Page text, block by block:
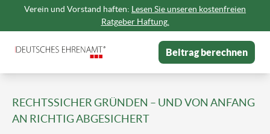
Verein und Vorstand haften: Lesen Sie unseren kostenfreien
Ratgeber Haftung.
Beitrag berechnen
RECHTSSICHER GRÜNDEN – UND VON ANFANG
AN RICHTIG ABGESICHERT